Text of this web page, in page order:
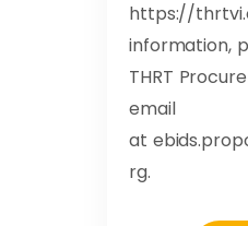
https://
information,
THRT
email
at
rg.